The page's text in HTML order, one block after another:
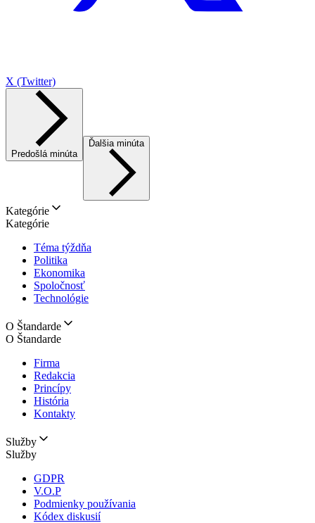
X (Twitter)
Predošlá minúta
Ďalšia minúta
Kategórie
Kategórie
Téma týždňa
Politika
Ekonomika
Spoločnosť
Technológie
O Štandarde
O Štandarde
Firma
Redakcia
Princípy
História
Kontakty
Služby
Služby
GDPR
V.O.P
Podmienky používania
Kódex diskusií